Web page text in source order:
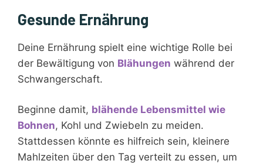
Gesunde Ernährung
Deine Ernährung spielt eine wichtige Rolle bei
der Bewältigung von Blähungen während der
Schwangerschaft.
Beginne damit, blähende Lebensmittel wie
Bohnen, Kohl und Zwiebeln zu meiden.
Stattdessen könnte es hilfreich sein, kleinere
Mahlzeiten über den Tag verteilt zu essen, um